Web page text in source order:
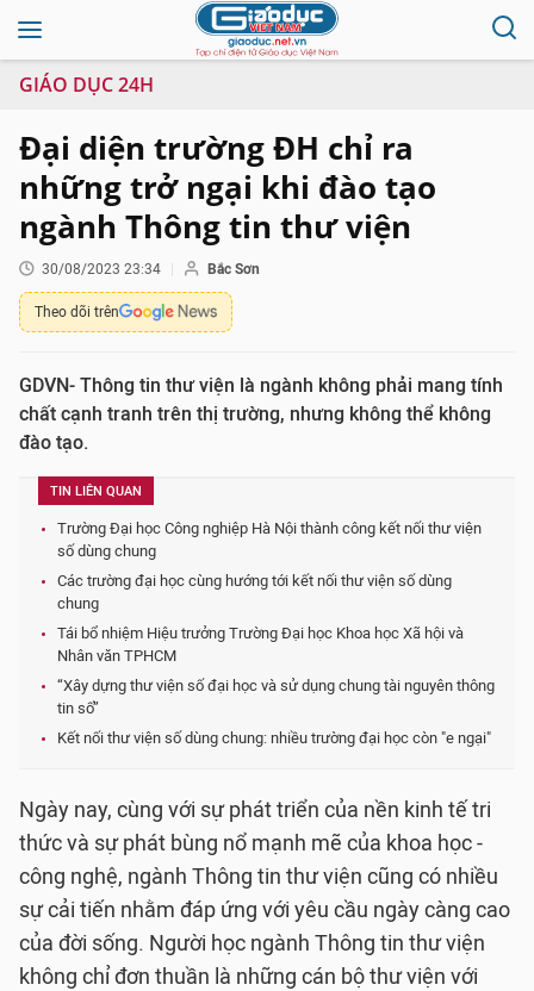
GIÁO DỤC 24H
Đại diện trường ĐH chỉ ra
những trở ngại khi đào tạo
ngành Thông tin thư viện
30/08/2023 23:34 Bắc Sơn
Theo dõi trên
GDVN- Thông tin thư viện là ngành không phải mang tính
chất cạnh tranh trên thị trường, nhưng không thể không
đào tạo.
TIN LIÊN QUAN
Trường Đại học Công nghiệp Hà Nội thành công kết nối thư viện
số dùng chung
Các trường đại học cùng hướng tới kết nối thư viện số dùng
chung
Tái bổ nhiệm Hiệu trưởng Trường Đại học Khoa học Xã hội và
Nhân văn TPHCM
“Xây dựng thư viện số đại học và sử dụng chung tài nguyên thông
tin số”
Kết nối thư viện số dùng chung: nhiều trường đại học còn "e ngại"
Ngày nay, cùng với sự phát triển của nền kinh tế tri
thức và sự phát bùng nổ mạnh mẽ của khoa học -
công nghệ, ngành Thông tin thư viện cũng có nhiều
sự cải tiến nhằm đáp ứng với yêu cầu ngày càng cao
của đời sống. Người học ngành Thông tin thư viện
không chỉ đơn thuần là những cán bộ thư viện với